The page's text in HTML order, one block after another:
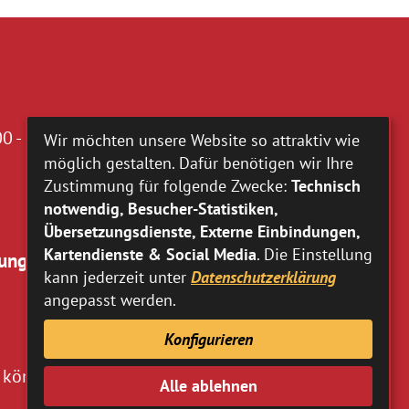
- 16.00 Uhr
Sie
entnehmen.
Wir möchten unsere Website so attraktiv wie
möglich gestalten. Dafür benötigen wir Ihre
Zustimmung für folgende Zwecke: Technisch
notwendig, Besucher-Statistiken,
Übersetzungsdienste, Externe Einbindungen,
Kartendienste & Social Media. Die Einstellung
kann jederzeit unter Datenschutzerklärung
angepasst werden.
Konfigurieren
Alle ablehnen